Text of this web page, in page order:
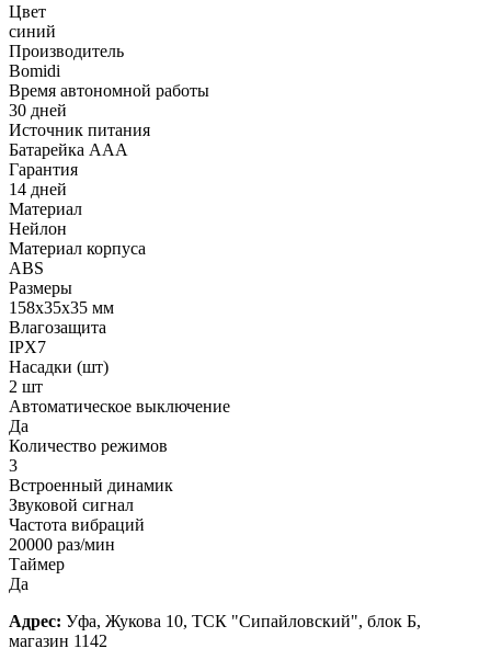
Цвет
синий
Производитель
Bomidi
Время автономной работы
30 дней
Источник питания
Батарейка ААА
Гарантия
14 дней
Материал
Нейлон
Материал корпуса
ABS
Размеры
158х35х35 мм
Влагозащита
IPX7
Насадки (шт)
2 шт
Автоматическое выключение
Да
Количество режимов
3
Встроенный динамик
Звуковой сигнал
Частота вибраций
20000 раз/мин
Таймер
Да
Адрес: Уфа, Жукова 10, ТСК "Сипайловский", блок Б,
магазин 1142